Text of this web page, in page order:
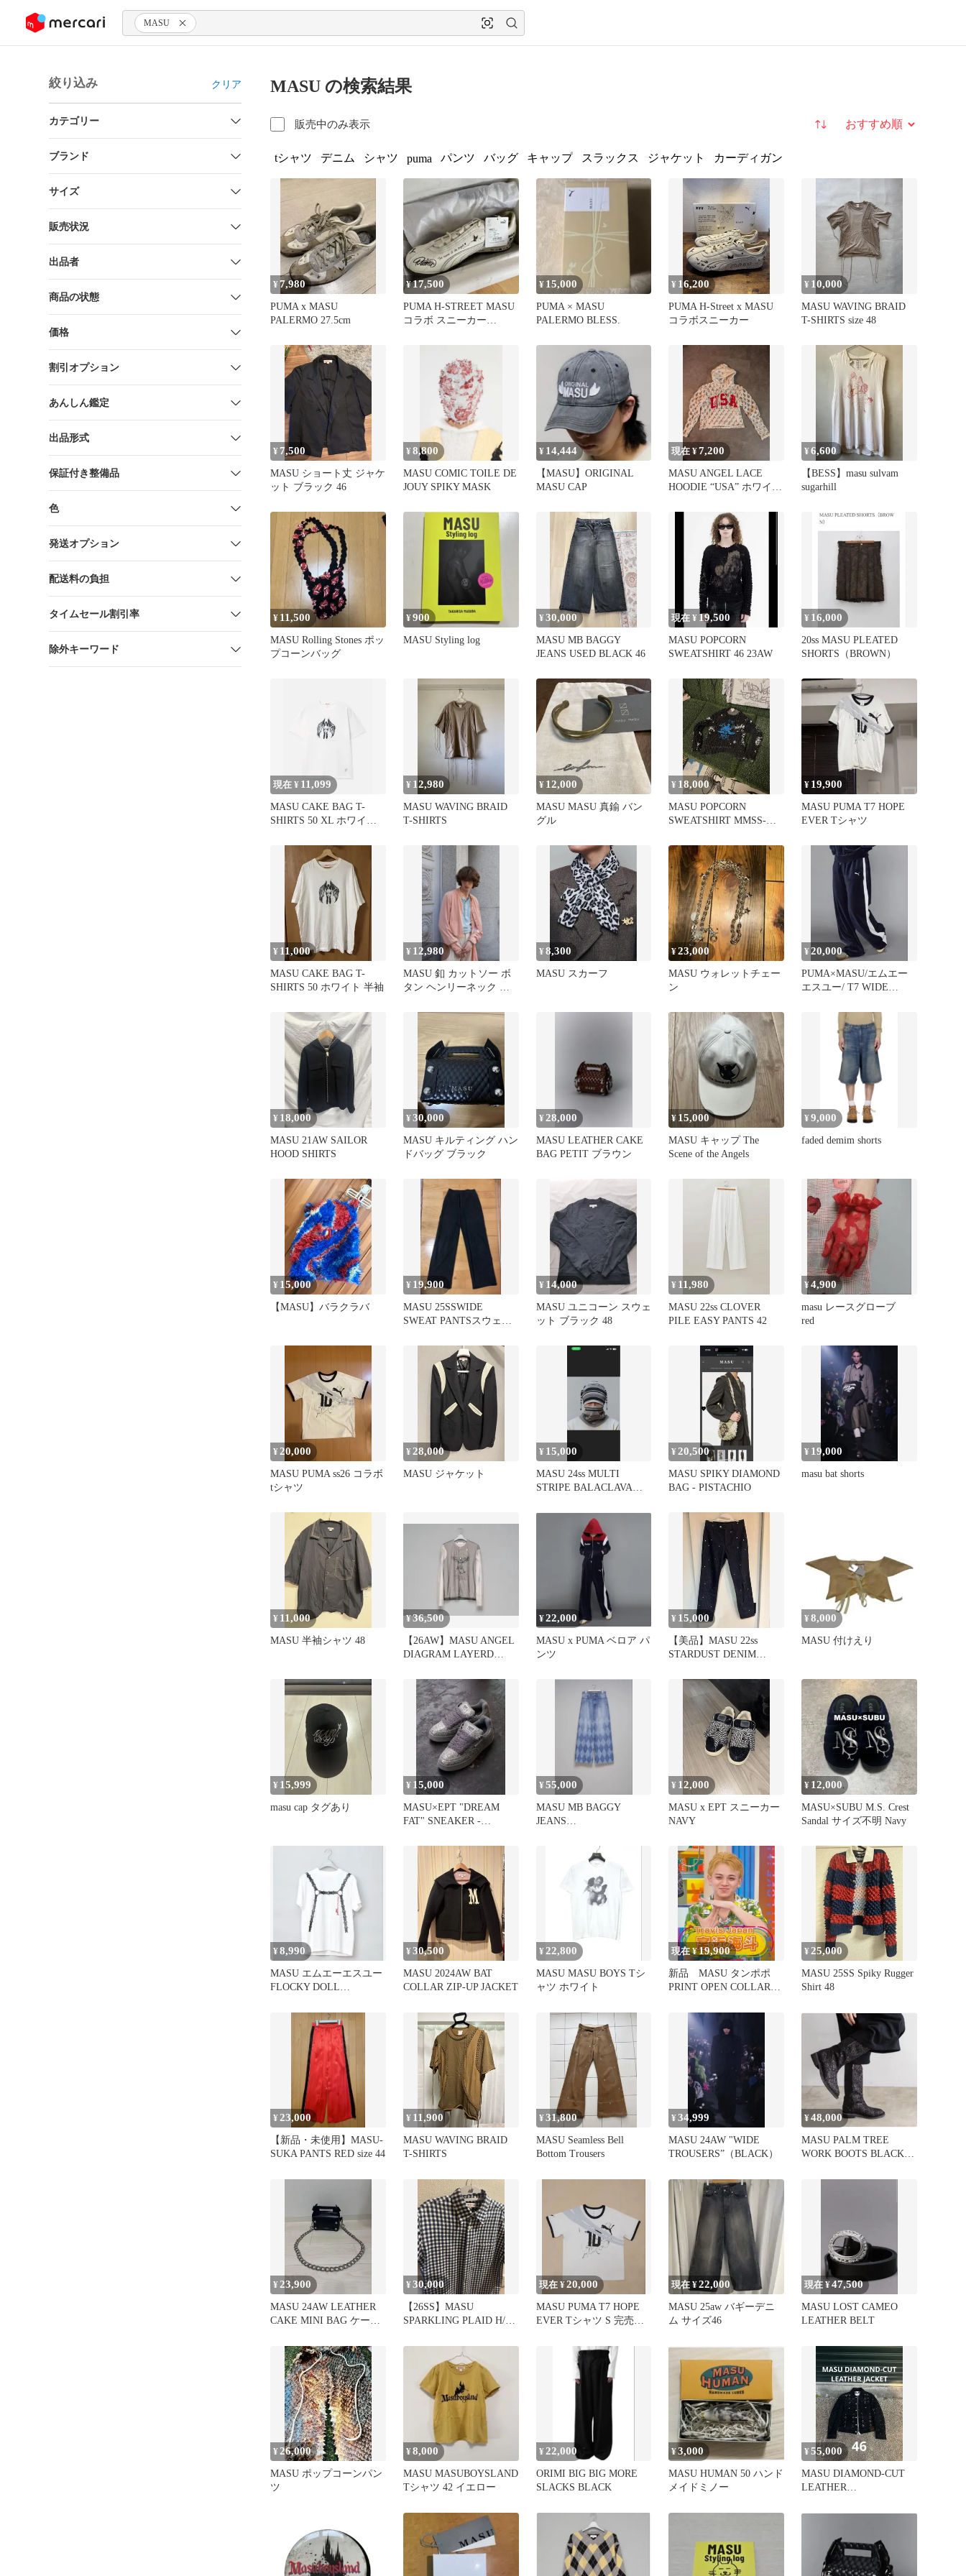
ツにスキップ MASU
絞り込み クリア
カテゴリー
ブランド
サイズ
販売状況
出品者
商品の状態
価格
割引オプション
あんしん鑑定
出品形式
保証付き整備品
色
発送オプション
配送料の負担
タイムセール割引率
除外キーワード
MASU の検索結果
販売中のみ表示 並び替え
tシャツ デニム シャツ puma パンツ バッグ キャップ スラックス ジャケット カーディガン
¥ 7,980
PUMA x MASU
PALERMO 27.5cm
¥17,500
PUMA H-STREET MASU
コラボ スニーカー
¥ 15,000
PUMA × MASU
PALERMO BLESS.
¥ 16,200
PUMA H-Street x MASU
コラボスニーカー
¥ 10,000
MASU WAVING BRAID
T-SHIRTS size 48
¥ 7,500
MASU ショート丈 ジャケ
ット ブラック 46
¥8,800
MASU COMIC TOILE DE
JOUY SPIKY MASK
¥ 14,444
【MASU】ORIGINAL
MASU CAP
現在 ¥7,200
MASU ANGEL LACE
HOODIE “USA” ホワイト
¥6,600
【BESS】masu sulvam
sugarhill
¥ 11,500
MASU Rolling Stones ポッ
プコーンバッグ
¥900
MASU Styling log
¥30,000
MASU MB BAGGY
JEANS USED BLACK 46
現在 ¥ 19,500
MASU POPCORN
SWEATSHIRT 46 23AW
¥ 16,000
20ss MASU PLEATED
SHORTS（BROWN）
現在 ¥ 11,099
MASU CAKE BAG T-
SHIRTS 50 XL ホワイト
¥ 12,980
MASU WAVING BRAID
T-SHIRTS
¥ 12,000
MASU MASU 真鍮 バン
グル
¥ 18,000
MASU POPCORN
SWEATSHIRT MMSS-
¥ 19,900
MASU PUMA T7 HOPE
EVER Tシャツ
¥ 11,000
MASU CAKE BAG T-
SHIRTS 50 ホワイト 半袖
¥ 12,980
MASU 釦 カットソー ボ
タン ヘンリーネック 長
¥8,300
MASU スカーフ
¥23,000
MASU ウォレットチェー
ン
¥20,000
PUMA×MASU/エムエー
エスユー/ T7 WIDE
¥ 18,000
MASU 21AW SAILOR
HOOD SHIRTS
¥30,000
MASU キルティング ハン
ドバッグ ブラック
¥ 28,000
MASU LEATHER CAKE
BAG PETIT ブラウン
¥ 15,000
MASU キャップ The
Scene of the Angels
¥9,000
faded demim shorts
¥ 15,000
【MASU】バラクラバ
¥ 19,900
MASU 25SSWIDE
SWEAT PANTSスウェッ
¥ 14,000
MASU ユニコーン スウェ
ット ブラック 48
¥ 11,980
MASU 22ss CLOVER
PILE EASY PANTS 42
¥4,900
masu レースグローブ
red
¥ 20,000
MASU PUMA ss26 コラボ
tシャツ
¥ 28,000
MASU ジャケット
¥ 15,000
MASU 24ss MULTI
STRIPE BALACLAVA
¥ 20,500
MASU SPIKY DIAMOND
BAG - PISTACHIO
¥ 19,000
masu bat shorts
¥ 11,000
MASU 半袖シャツ 48
¥36,500
【26AW】MASU ANGEL
DIAGRAM LAYERD
¥22,000
MASU x PUMA ベロア パ
ンツ
¥ 15,000
【美品】MASU 22ss
STARDUST DENIM
¥ 8,000
MASU 付けえり
¥ 15,999
masu cap タグあり
¥ 15,000
MASU×EPT "DREAM
FAT" SNEAKER -
¥55,000
MASU MB BAGGY
JEANS
¥ 12,000
MASU x EPT スニーカー
NAVY
¥ 12,000
MASU×SUBU M.S. Crest
Sandal サイズ不明 Navy
¥8,990
MASU エムエーエスユー
FLOCKY DOLL
¥30,500
MASU 2024AW BAT
COLLAR ZIP-UP JACKET
¥22,800
MASU MASU BOYS Tシ
ャツ ホワイト
現在 ¥19,900
新品 MASU タンポポ
PRINT OPEN COLLAR
¥25,000
MASU 25SS Spiky Rugger
Shirt 48
¥23,000
【新品・未使用】MASU-
SUKA PANTS RED size 44
¥ 11,900
MASU WAVING BRAID
T-SHIRTS
¥31,800
MASU Seamless Bell
Bottom Trousers
¥34,999
MASU 24AW "WIDE
TROUSERS”（BLACK）
¥48,000
MASU PALM TREE
WORK BOOTS BLACK
¥23,900
MASU 24AW LEATHER
CAKE MINI BAG ケーキ
¥30,000
【26SS】MASU
SPARKLING PLAID H/S
現在 ¥20,000
MASU PUMA T7 HOPE
EVER Tシャツ S 完売美
現在 ¥22,000
MASU 25aw バギーデニ
ム サイズ46
現在 ¥47,500
MASU LOST CAMEO
LEATHER BELT
¥26,000
MASU ポップコーンパン
ツ
¥8,000
MASU MASUBOYSLAND
Tシャツ 42 イエロー
¥22,000
ORIMI BIG BIG MORE
SLACKS BLACK
¥3,000
MASU HUMAN 50 ハンド
メイドミノー
¥55,000
MASU DIAMOND-CUT
LEATHER